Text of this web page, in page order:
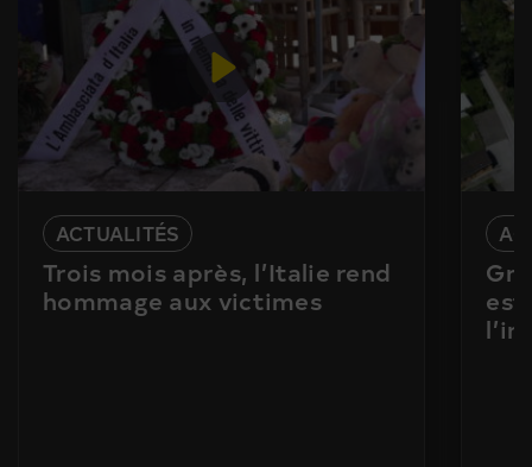
ACTUALITÉS
Trois mois après, l’Italie rend
hommage aux victimes
est